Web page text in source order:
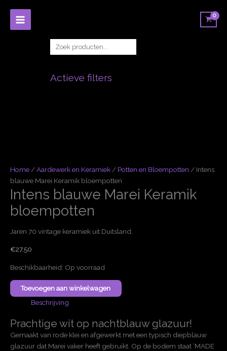
Actieve filters
Home /Aardewerk en Keramiek / Potten en Bloempotten / Intens
blauwe Marei Keramik bloempotten
Intens blauwe Marei Keramik
bloempotten
Jaren 70 vintage keramiek uit Duitsland.
€27,50
Beschikbaarheid: Op voorraad
Intens
blauwe
Keramik
bloempotten
Toevoegen aan winkelwagen
Beschrijving
Prachtige wit op nachtblauw glazuur!
Gemaakt van rode klei en afgewerkt met een typisch diepblauw
glazuur dat Marei vaker heeft gebruikt. Op de bodem staat ‘MADE